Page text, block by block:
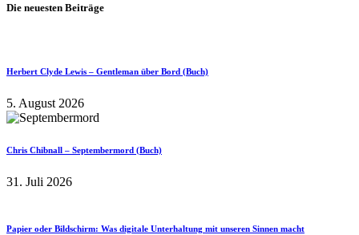
Die neuesten Beiträge
Herbert Clyde Lewis – Gentleman über Bord (Buch)
5. August 2026
Chris Chibnall – Septembermord (Buch)
31. Juli 2026
Papier oder Bildschirm: Was digitale Unterhaltung mit unseren Sinnen macht